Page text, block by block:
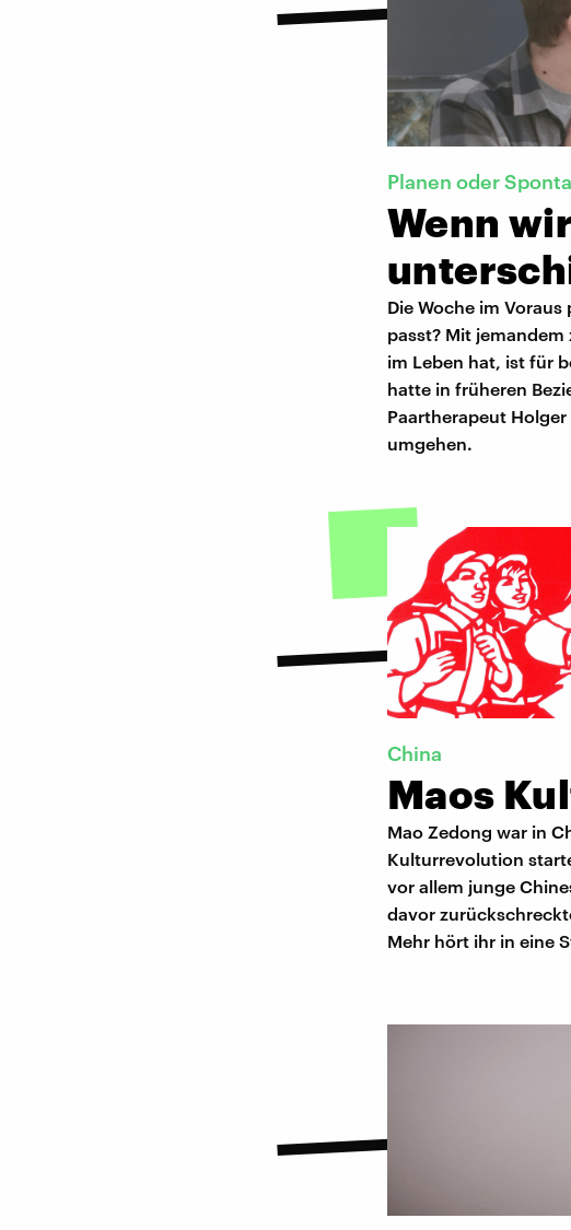
Planen oder
Wenn
Die Woche im
passt? Mit
im Leben hat, ist für
hatte in früheren
Paartherapeut
umgehen.
China
Maos
Mao Zedong war in
Kulturrevolution
vor allem junge
davor
Mehr hört ihr in eine